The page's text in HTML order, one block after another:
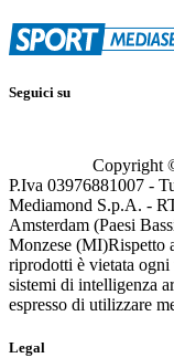
Seguici su
Copyright
P.Iva 03976881007 -
Mediamond S.p.A. -
Amsterdam (Paesi
Monzese (MI)Rispetto
riprodotti è vietata ogni
sistemi di intelligenza
espresso di utilizzare
Legal